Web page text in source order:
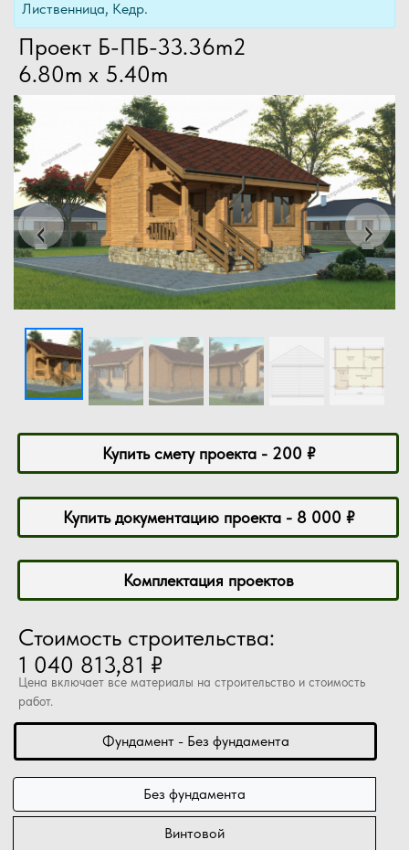
Лиственница, Кедр.
Проект Б-ПБ-33.36m2
6.80m x 5.40m
‹Previous ›Next
Купить смету проекта - 200 ₽
Купить документацию проекта - 8 000 ₽
Комплектация проектов
Стоимость строительства:
1 040 813,81 ₽
Цена включает все материалы на строительство и стоимость
работ.
Фундамент - Без фундамента
Без фундамента
Винтовой